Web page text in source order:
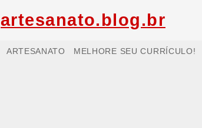
artesanato.blog.br
ARTESANATO MELHORE SEU CURRÍCULO!